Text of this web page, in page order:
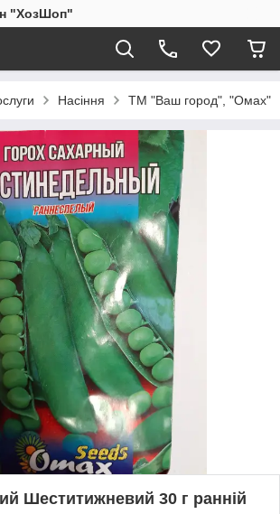
"ХозШоп"
Насіння ТМ "Ваш город", "Омах"
Шеститижневий 30 г ранній